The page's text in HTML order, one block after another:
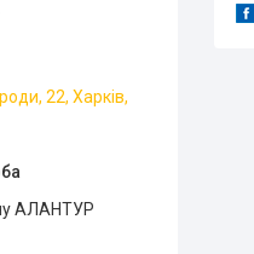
22, Харків,
АЛАНТУР